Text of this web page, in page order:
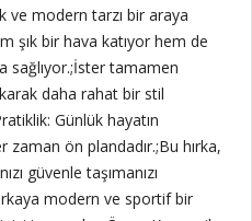
ve modern tarzı bir araya
şık bir hava katıyor hem de
sağlıyor.;İster tamamen
daha rahat bir stil
Günlük hayatın
ön plandadır.;Bu hırka,
güvenle taşımanızı
modern ve sportif bir